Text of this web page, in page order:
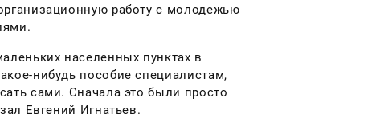
работу с молодежью
населенных пунктах в
нибудь пособие специалистам,
сами. Сначала это были просто
Евгений Игнатьев.